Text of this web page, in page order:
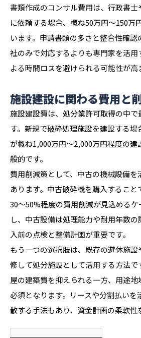
書類作成のコンサル費用は、行政書士
に依頼する場合、概ね50万円〜150万
います。申請書類の多さと整合性確認
社のみで対応するよりも専門家を活用
よる時間ロスを避けられる可能性が高
施設建設に関わる費用と
施設建設費は、処分業許可取得の中
す。新規で破砕処理施設を建設する
が概ね1,000万円〜2,000万円程度の
般的です。
費用削減策として、中古の機械設備
あります。中古破砕機を購入すること
30〜50%程度の費用削減が見込める
し、中古設備は処理能力や耐用年数
入前の点検と整備計画が重要です。
もう一つの選択肢は、既存の遊休施
修して処分施設として活用する方法
屋の建築費を抑えられる一方、用途
必須となります。リースや分割払いを
散する手法もあり、資金計画の柔軟性